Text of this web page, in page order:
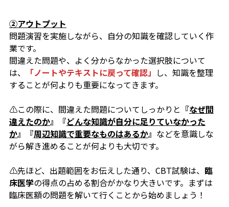
②アウトプット
問題演習を実施しながら、自分の知識を確認していく作
業です。
間違えた問題や、よく分からなかった選択肢について
は、
「ノートやテキストに戻って確認」 し、知識を整理
することが何よりも重要になってきます。
⚠️この際に、間違えた問題についてしっかりと 『なぜ間
違えたのか』『どんな知識が自分に足りていなかった
か』『周辺知識で重要なものはあるか』 などを意識しな
がら解き進めることが何よりも大切です。
⚠️先ほど、出題範囲をお伝えした通り、CBT試験は、 臨
床医学の得点の占める割合がかなり大きいです。まずは
臨床医額の問題を解いて行くことから始めましょう！